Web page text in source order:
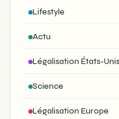
Lifestyle
Actu
Légalisation États-Unis
Science
Légalisation Europe